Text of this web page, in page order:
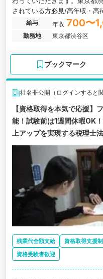
されている方必見/高年収・高
向け相続対策・節税対策がで
給与 年収 700〜
勤務地
東京都渋谷区
ブックマーク
社名非公開（ログインすると
【資格取得を本気で応援】
能！試験前は1週間休暇OK
上アップを実現する税理士
残業代全額支給 資格取得支援
資格受験者歓迎